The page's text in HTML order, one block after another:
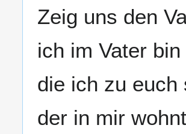
Zeig uns den
ich im Vater
die ich zu euch
der in mir